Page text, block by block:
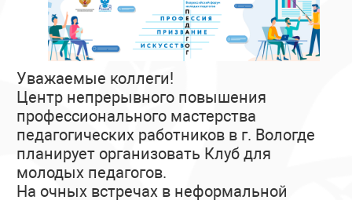
Уважаемые коллеги!
Центр непрерывного повышения
профессионального мастерства
педагогических работников в г. Вологде
планирует организовать Клуб для
молодых педагогов.
На очных встречах в неформальной